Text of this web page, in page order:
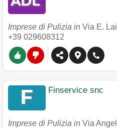
Imprese di Pulizia in Via E.
+39 029608312
Finservice snc
Imprese di Pulizia in Via